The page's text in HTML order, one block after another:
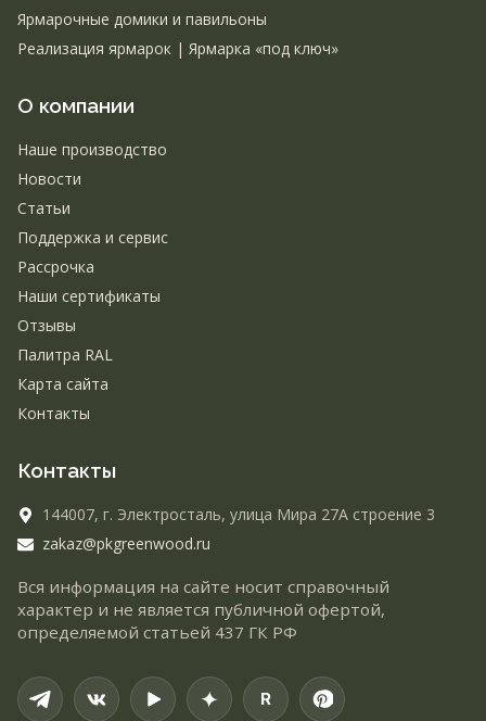
Ярмарочные домики и павильоны
Реализация ярмарок | Ярмарка «под ключ»
О компании
Наше производство
Новости
Статьи
Поддержка и сервис
Рассрочка
Наши сертификаты
Отзывы
Палитра RAL
Карта сайта
Контакты
Контакты
144007, г. Электросталь, улица Мира 27А строение 3
zakaz@pkgreenwood.ru
Вся информация на сайте носит справочный
характер и не является публичной офертой,
определяемой статьей 437 ГК РФ
R